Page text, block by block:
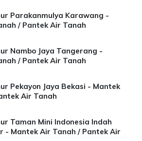
Parakanmulya Karawang -
/ Pantek Air Tanah
Nambo Jaya Tangerang -
/ Pantek Air Tanah
Pekayon Jaya Bekasi - Mantek
Air Tanah
Taman Mini Indonesia Indah
- Mantek Air Tanah / Pantek Air